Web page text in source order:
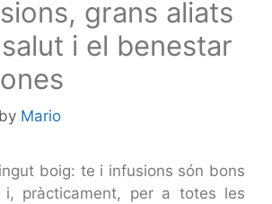
grans aliats
i el benestar
by Mario
boig: te i infusions són bons
pràcticament, per a totes les